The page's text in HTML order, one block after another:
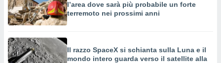
l’area dove sarà più probabile un forte
terremoto nei prossimi anni
Il razzo SpaceX si schianta sulla Luna e il
mondo intero guarda verso il satellite alla